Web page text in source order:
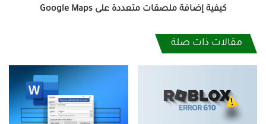
كيفية إضافة ملصقات متعددة على Google Maps
مقالات ذات صلة